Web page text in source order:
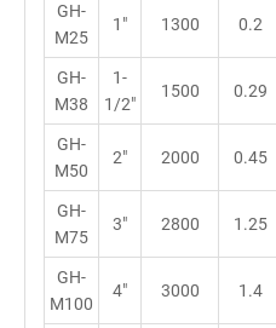
GH-
M25
1" 1300 0.2
GH-
M38
1-
1/2"
1500 0.29
GH-
M50
2" 2000 0.45
GH-
M75
3" 2800 1.25
GH-
M100
4" 3000 1.4